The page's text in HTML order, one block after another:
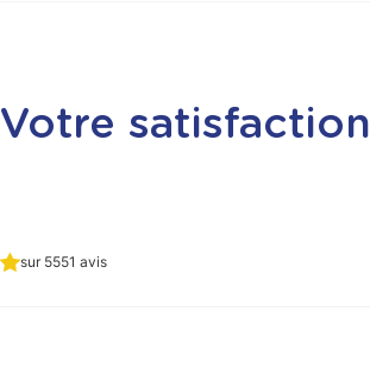
Votre satisfaction
sur 5551 avis